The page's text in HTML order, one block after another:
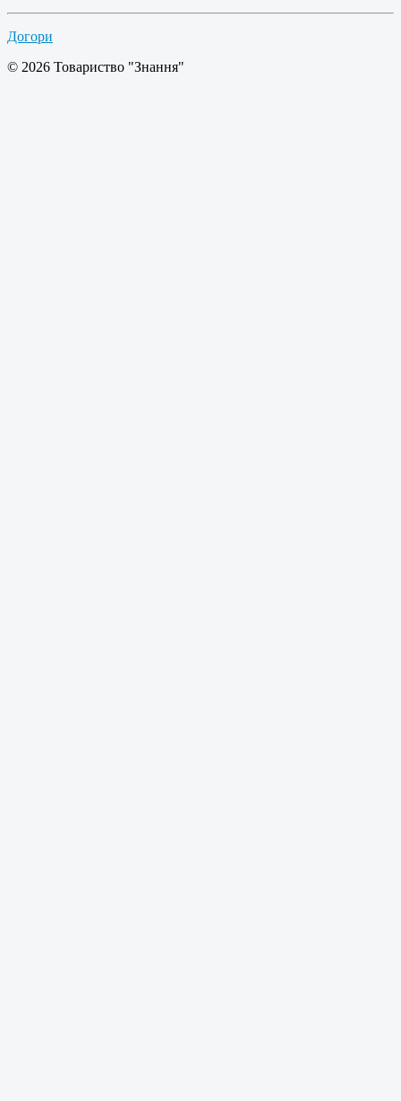
Догори
© 2026 Товариство "Знання"